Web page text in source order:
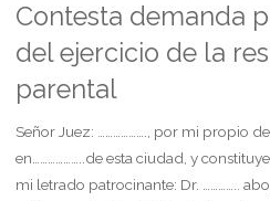
Contesta demanda
del ejercicio de la
parental
Señor Juez: ………………., por mi propio
en………………..de esta ciudad, y
mi letrado patrocinante: Dr. …………..